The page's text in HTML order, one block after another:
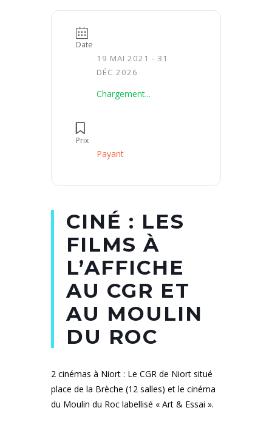
Date
19 MAI 2021 - 31
DÉC 2026
Chargement...
Prix
Payant
CINÉ : LES
FILMS À
L’AFFICHE
AU CGR ET
AU MOULIN
DU ROC
2 cinémas à Niort : Le CGR de Niort situé
place de la Brèche (12 salles) et le cinéma
du Moulin du Roc labellisé « Art & Essai ».